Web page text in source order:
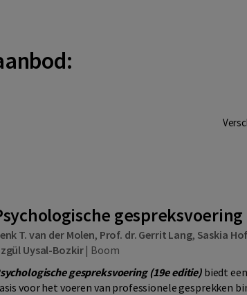
T. van der Molen, Prof. dr. Gerrit Lang, Saskia
Uysal-Bozkir| Boom
gespreksvoering (19e editie)biedt
voor het voeren van professionele gesprekken